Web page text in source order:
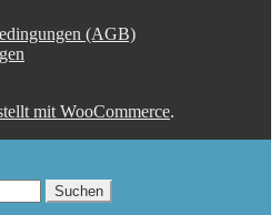
(AGB)
mit WooCommerce.
Suchen